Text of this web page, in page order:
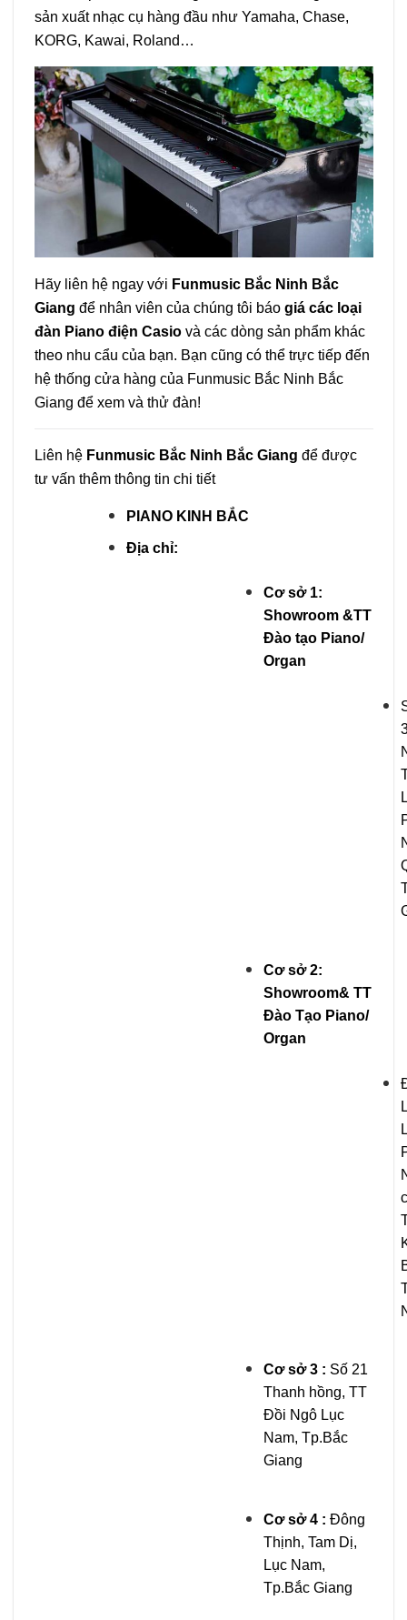
sản xuất nhạc cụ hàng đầu như Yamaha, Chase,
KORG, Kawai, Roland…
Hãy liên hệ ngay với Funmusic Bắc Ninh Bắc
Giang để nhân viên của chúng tôi báo giá các loại
đàn Piano điện Casiovà các dòng sản phẩm khác
theo nhu cẩu của bạn. Bạn cũng có thể trực tiếp đến
hệ thống cửa hàng của Funmusic Bắc Ninh Bắc
Giang để xem và thử đàn!
Liên hệ Funmusic Bắc Ninh Bắc Giang để được
tư vấn thêm thông tin chi tiết
PIANO KINH BẮC
Địa chỉ:
Cơ sở 1:
Showroom &TT
Đào tạo Piano/
Organ
Cơ sở 2:
Showroom& TT
Đào Tạo Piano/
Organ
Cơ sở 3 : Số 21
Thanh hồng, TT
Đồi Ngô Lục
Nam, Tp.Bắc
Giang
Cơ sở 4 : Đông
Thịnh, Tam Dị,
Lục Nam,
Tp.Bắc Giang